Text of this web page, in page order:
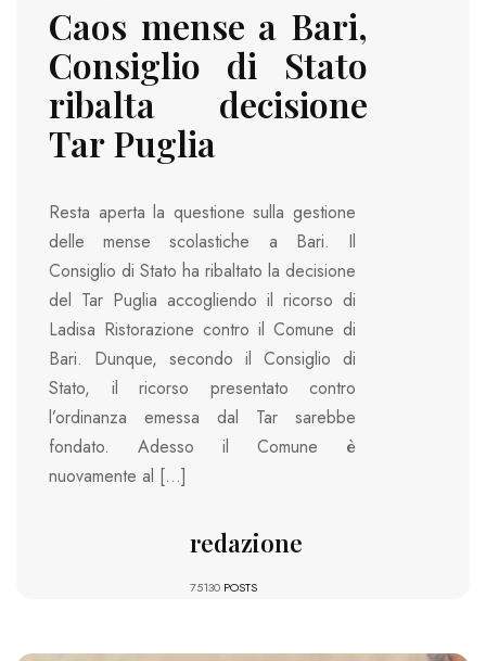
Caos mense a Bari,
Consiglio di Stato
ribalta decisione
Tar Puglia
Resta aperta la questione sulla gestione
delle mense scolastiche a Bari. Il
Consiglio di Stato ha ribaltato la decisione
del Tar Puglia accogliendo il ricorso di
Ladisa Ristorazione contro il Comune di
Bari. Dunque, secondo il Consiglio di
Stato, il ricorso presentato contro
l’ordinanza emessa dal Tar sarebbe
fondato. Adesso il Comune è
nuovamente al […]
redazione
75130 POSTS